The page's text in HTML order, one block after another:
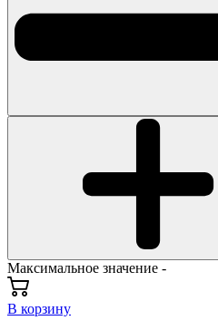
Максимальное значение -
В корзину